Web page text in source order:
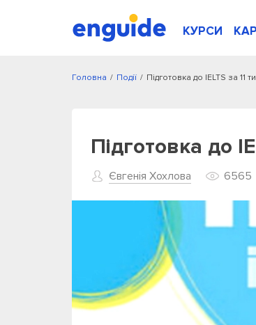
КУРСИ
/
Головна /
Події Підготовка до IELTS за 11
Підготовка до
Євгенія Хохлова 6565